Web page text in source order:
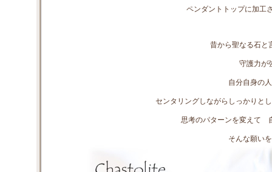
ペンダントトップに加工
昔から聖なる石と
守護力
自分自身の
センタリングしながらしっかりと
思考のパターンを変えて
そんな願い